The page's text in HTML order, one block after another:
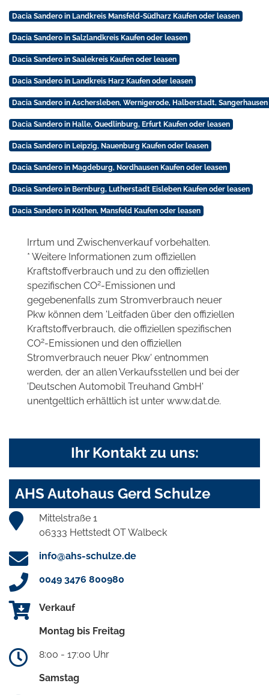
Dacia Sandero in Landkreis Mansfeld-Südharz Kaufen oder leasen
Dacia Sandero in Salzlandkreis Kaufen oder leasen
Dacia Sandero in Saalekreis Kaufen oder leasen
Dacia Sandero in Landkreis Harz Kaufen oder leasen
Dacia Sandero in Aschersleben, Wernigerode, Halberstadt,
Dacia Sandero in Halle, Quedlinburg, Erfurt Kaufen oder leasen
Dacia Sandero in Leipzig, Nauenburg Kaufen oder leasen
Dacia Sandero in Magdeburg, Nordhausen Kaufen oder leasen
Dacia Sandero in Bernburg, Lutherstadt Eisleben Kaufen oder leasen
Dacia Sandero in Köthen, Mansfeld Kaufen oder leasen
Irrtum und Zwischenverkauf vorbehalten.
* Weitere Informationen zum offiziellen
Kraftstoffverbrauch und zu den offiziellen
spezifischen CO2-Emissionen und
gegebenenfalls zum Stromverbrauch neuer
Pkw können dem 'Leitfaden über den offiziellen
Kraftstoffverbrauch, die offiziellen spezifischen
CO2-Emissionen und den offiziellen
Stromverbrauch neuer Pkw' entnommen
werden, der an allen Verkaufsstellen und bei der
'Deutschen Automobil Treuhand GmbH'
unentgeltlich erhältlich ist unter www.dat.de.
Ihr Kontakt zu uns:
AHS Autohaus Gerd Schulze
Mittelstraße 1
06333 Hettstedt OT Walbeck
info@ahs-schulze.de
0049 3476 800980
Verkauf
Montag bis Freitag
8:00 - 17:00 Uhr
Samstag